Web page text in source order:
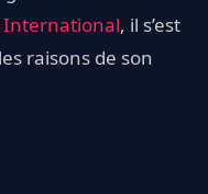
International, il s’est
raisons de son